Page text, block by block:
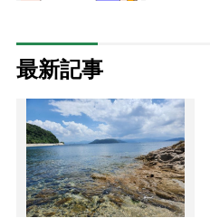
最新記事